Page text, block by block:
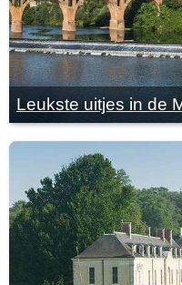
Leukste uitjes in de